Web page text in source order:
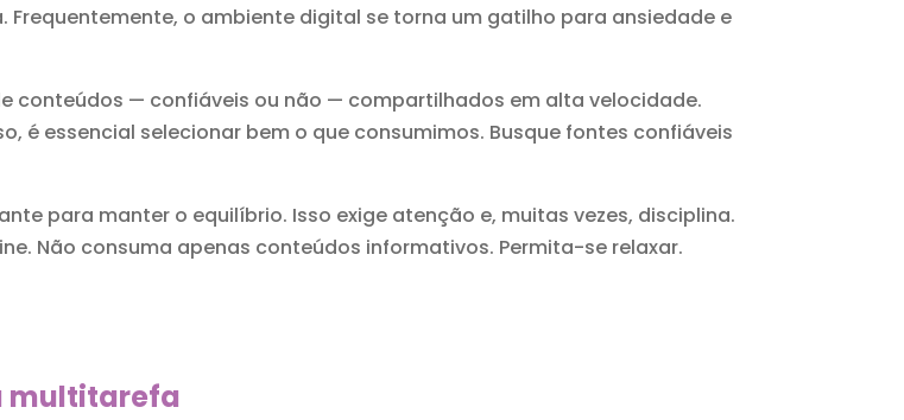
o ambiente digital se torna um gatilho para ansiedade e
conteúdos — confiáveis ou não — compartilhados em alta velocidade.
é essencial selecionar bem o que consumimos. Busque fontes confiáveis
para manter o equilíbrio. Isso exige atenção e, muitas vezes, disciplina.
Não consuma apenas conteúdos informativos. Permita-se relaxar.
multitarefa